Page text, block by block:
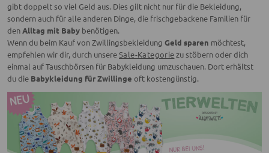
gibt doppelt so viel Geld aus. Dies gilt nicht nur für die Bekleidung,
sondern auch für alle anderen Dinge, die frischgebackene Familien für
denAlltag mit Baby benötigen.
Wenn du beim Kauf von Zwillingsbekleidung Geld sparen möchtest,
empfehlen wir dir, durch unsereSale-Kategoriezu stöbern oder dich
einmal auf Tauschbörsen für Babykleidung umzuschauen. Dort erhältst
du die Babykleidung für Zwillinge oft kostengünstig.